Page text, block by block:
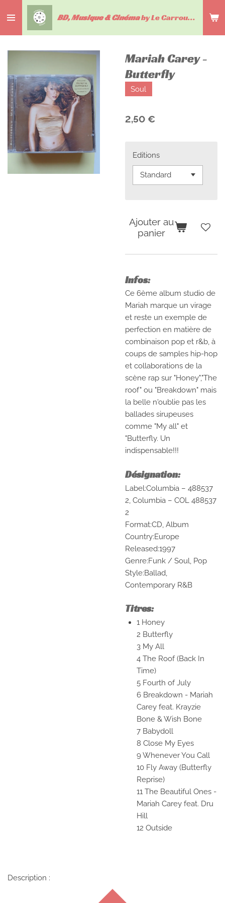
au
contenu
BD, Musique & Cinémaby Le Carrousel du livre
Mariah Carey -
Butterfly
Soul
2,50 €
Editions
Ajouter au
panier
Infos:
Ce 6ème album studio de
Mariah marque un virage
et reste un exemple de
perfection en matière de
combinaison pop et r&b, à
coups de samples hip-hop
et collaborations de la
scène rap sur "Honey","The
roof" ou "Breakdown" mais
la belle n'oublie pas les
ballades sirupeuses
comme "My all" et
"Butterfly. Un
indispensable!!!
Désignation:
Label:Columbia – 488537
2, Columbia – COL 488537
2
Format:CD, Album
Country:Europe
Released:1997
Genre:Funk / Soul, Pop
Style:Ballad,
Contemporary R&B
Titres:
1 Honey
2 Butterfly
3 My All
4 The Roof (Back In
Time)
5 Fourth of July
6 Breakdown - Mariah
Carey feat. Krayzie
Bone & Wish Bone
7 Babydoll
8 Close My Eyes
9 Whenever You Call
10 Fly Away (Butterfly
Reprise)
11 The Beautiful Ones -
Mariah Carey feat. Dru
Hill
12 Outside
Description :